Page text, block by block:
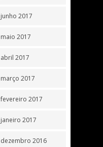
junho 2017
maio 2017
abril 2017
março 2017
fevereiro 2017
janeiro 2017
dezembro 2016